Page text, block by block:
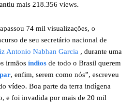
mais 218.356 views.
74 mil visualizações, o
de seu secretário nacional de
Antonio Nabhan Garcia , durante uma
irmãos índios de todo o Brasil querem
, enfim, serem como nós”, escreveu
vídeo. Boa parte da terra indígena
e foi invadida por mais de 20 mil